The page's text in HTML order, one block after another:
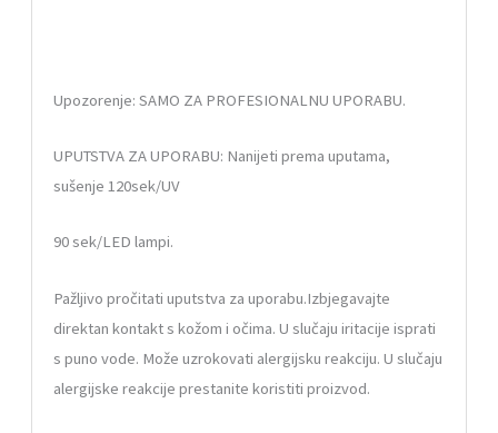
Upozorenje: SAMO ZA PROFESIONALNU UPORABU.
UPUTSTVA ZA UPORABU: Nanijeti prema uputama,
sušenje 120sek/UV
90 sek/LED lampi.
Pažljivo pročitati uputstva za uporabu.Izbjegavajte
direktan kontakt s kožom i očima. U slučaju iritacije isprati
s puno vode. Može uzrokovati alergijsku reakciju. U slučaju
alergijske reakcije prestanite koristiti proizvod.